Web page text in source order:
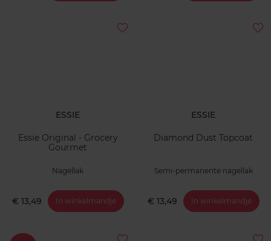
ESSIE
Essie Original - Grocery
Gourmet
Nagellak
€ 13,49 In winkelmandje
ESSIE
Diamond Dust Topcoat
Semi-permanente nagellak
€ 13,49 In winkelmandje